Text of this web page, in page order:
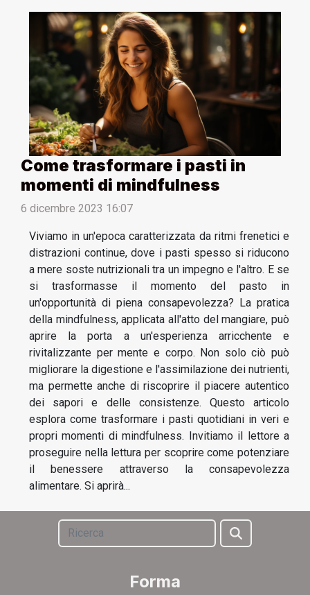
Come trasformare i pasti in
momenti di mindfulness
6 dicembre 2023 16:07
Viviamo in un'epoca caratterizzata da ritmi frenetici e
distrazioni continue, dove i pasti spesso si riducono
a mere soste nutrizionali tra un impegno e l'altro. E se
si trasformasse il momento del pasto in
un'opportunità di piena consapevolezza? La pratica
della mindfulness, applicata all'atto del mangiare, può
aprire la porta a un'esperienza arricchente e
rivitalizzante per mente e corpo. Non solo ciò può
migliorare la digestione e l'assimilazione dei nutrienti,
ma permette anche di riscoprire il piacere autentico
dei sapori e delle consistenze. Questo articolo
esplora come trasformare i pasti quotidiani in veri e
propri momenti di mindfulness. Invitiamo il lettore a
proseguire nella lettura per scoprire come potenziare
il benessere attraverso la consapevolezza
alimentare. Si aprirà...
Forma